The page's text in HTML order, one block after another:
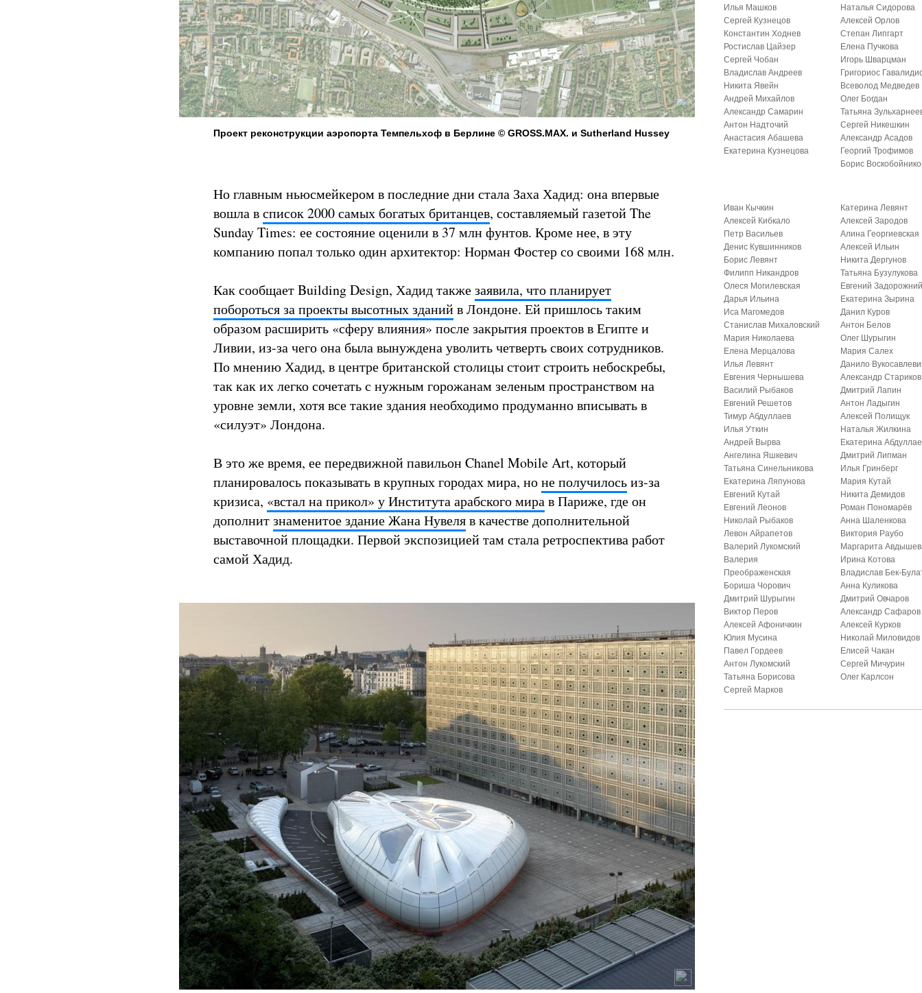
Проект реконструкции аэропорта Темпельхоф в Берлине © GROSS.MAX. и Sutherland Hussey
Но главным ньюсмейкером в последние дни стала Заха Хадид: она впервые
вошла всписок 2000 самых богатых британцев, составляемый газетой The
Sunday Times: ее состояние оценили в 37 млн фунтов. Кроме нее, в эту
компанию попал только один архитектор: Норман Фостер со своими 168 млн.
Как сообщает Building Design, Хадид такжезаявила, что планирует
побороться за проекты высотных зданийв Лондоне. Ей пришлось таким
образом расширить «сферу влияния» после закрытия проектов в Египте и
Ливии, из-за чего она была вынуждена уволить четверть своих сотрудников.
По мнению Хадид, в центре британской столицы стоит строить небоскребы,
так как их легко сочетать с нужным горожанам зеленым пространством на
уровне земли, хотя все такие здания необходимо продуманно вписывать в
«силуэт» Лондона.
В это же время, ее передвижной павильон Chanel Mobile Art, который
планировалось показывать в крупных городах мира, ноне получилосьиз-за
кризиса, «встал на прикол» у Института арабского мирав Париже, где он
дополнитзнаменитое здание Жана Нувеляв качестве дополнительной
выставочной площадки. Первой экспозицией там стала ретроспектива работ
самой Хадид.
Илья Машков
Сергей Кузнецов
Константин Ходнев
Ростислав Цайзер
Сергей Чобан
Владислав Андреев
Никита Явейн
Андрей Михайлов
Александр Самарин
Антон Надточий
Анастасия Абашева
Екатерина Кузнецова
Наталья Сидорова
Алексей Орлов
Степан Липгарт
Елена Пучкова
Игорь Шварцман
Григориос
Всеволод Медведев
Олег Богдан
Татьяна
Сергей Никешкин
Александр Асадов
Георгий Трофимов
Борис
Иван Кычкин
Алексей Кибкало
Петр Васильев
Денис Кувшинников
Борис Левянт
Филипп Никандров
Олеся Могилевская
Дарья Ильина
Иса Магомедов
Станислав Михаловский
Мария Николаева
Елена Мерцалова
Илья Левянт
Евгения Чернышева
Василий Рыбаков
Евгений Решетов
Тимур Абдуллаев
Илья Уткин
Андрей Вырва
Ангелина Яшкевич
Татьяна Синельникова
Екатерина Ляпунова
Евгений Кутай
Евгений Леонов
Николай Рыбаков
Левон Айрапетов
Валерий Лукомский
Валерия
Преображенская
Бориша Чорович
Дмитрий Шурыгин
Виктор Перов
Алексей Афоничкин
Юлия Мусина
Павел Гордеев
Антон Лукомский
Татьяна Борисова
Сергей Марков
Катерина Левянт
Алексей Зародов
Алина Георгиевская
Алексей Ильин
Никита Дергунов
Татьяна Бузулукова
Евгений
Екатерина Зырина
Данил Куров
Антон Белов
Олег Шурыгин
Мария Салех
Данило
Александр Стариков
Дмитрий Лапин
Антон Ладыгин
Алексей Полищук
Наталья Жилкина
Екатерина
Дмитрий Липман
Илья Гринберг
Мария Кутай
Никита Демидов
Роман Пономарёв
Анна Шаленкова
Виктория Раубо
Маргарита
Ирина Котова
Владислав Бек-
Анна Куликова
Дмитрий Овчаров
Александр Сафаров
Алексей Курков
Николай Миловидов
Елисей Чакан
Сергей Мичурин
Олег Карлсон